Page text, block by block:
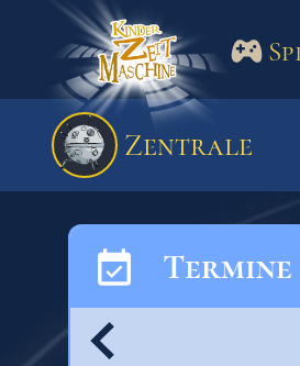
Spiel
Zentrale
Termine